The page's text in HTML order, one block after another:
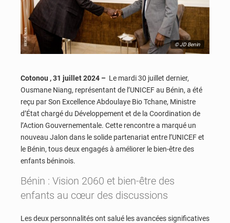
© JD Benin
Cotonou , 31 juillet 2024 – Le mardi 30 juillet dernier,
Ousmane Niang, représentant de l’UNICEF au Bénin, a été
reçu par Son Excellence Abdoulaye Bio Tchane, Ministre
d’État chargé du Développement et de la Coordination de
l’Action Gouvernementale. Cette rencontre a marqué un
nouveau Jalon dans le solide partenariat entre l’UNICEF et
le Bénin, tous deux engagés à améliorer le bien-être des
enfants béninois.
Bénin : Vision 2060 et bien-être des
enfants au cœur des discussions
Les deux personnalités ont salué les avancées significatives